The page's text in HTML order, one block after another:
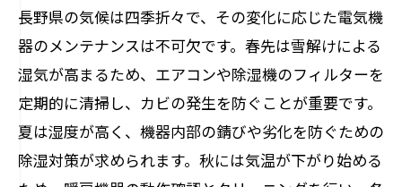
長野県の気候は四季折々で、その変化に応じた電気機
器のメンテナンスは不可欠です。春先は雪解けによる
湿気が高まるため、エアコンや除湿機のフィルターを
定期的に清掃し、カビの発生を防ぐことが重要です。
夏は湿度が高く、機器内部の錆びや劣化を防ぐための
除湿対策が求められます。秋には気温が下がり始める